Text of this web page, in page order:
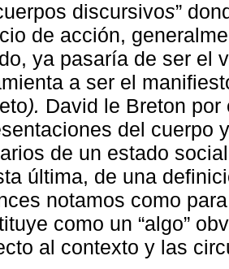
discursivos”
de acción,
ya pasaría de ser el
a ser el
). David le Breton por
del cuerpo
de un estado
última, de una
notamos como
como un “algo”
al contexto y las